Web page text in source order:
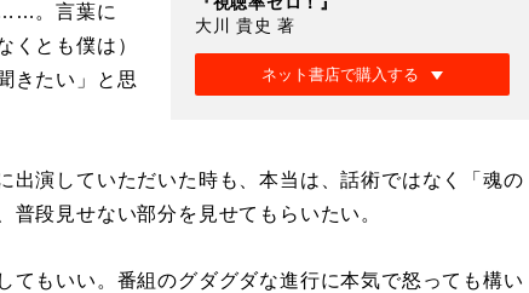
大川 貴史 著
ネット書店で購入する
……。言葉に
くとも僕は）
きたい」と思
演していただいた時も、本当は、話術ではなく「魂の
段見せない部分を見せてもらいたい。
もいい。番組のグダグダな進行に本気で怒っても構い